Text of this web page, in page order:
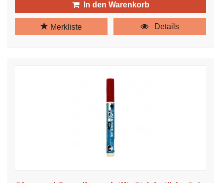
In den Warenkorb
Merkliste Details